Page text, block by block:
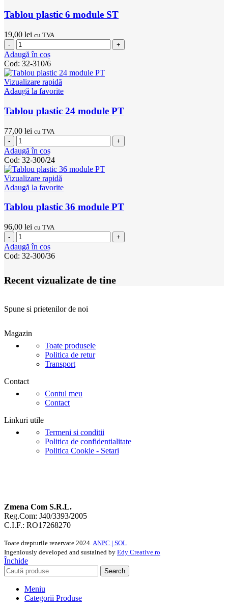
Tablou plastic 6 module ST
19,00 lei cu TVA
Cantitate
Tablou
plastic
6
module
ST
Adaugă în coș
Cod: 32-310/6
Vizualizare rapidă
Adaugă la favorite
Tablou plastic 24 module PT
77,00 lei cu TVA
Cantitate
Tablou
plastic
24
module
PT
Adaugă în coș
Cod: 32-300/24
Vizualizare rapidă
Adaugă la favorite
Tablou plastic 36 module PT
96,00 lei cu TVA
Cantitate
Tablou
plastic
PT
Adaugă în coș
Cod: 32-300/36
Recent vizualizate de tine
Spune si prietenilor de noi
Magazin
Toate produsele
Politica de retur
Transport
Contact
Contul meu
Contact
Linkuri utile
Termeni si conditii
Politica de confidentialitate
Politica Cookie - Setari
Zmena Com S.R.L.
Reg.Com: J40/3393/2005
C.I.F.: RO17268270
Toate drepturile rezervate 2024. ANPC | SOL
Ingeniously developed and sustained by Edy Creative.ro
Închide
Search
Meniu
Categorii Produse